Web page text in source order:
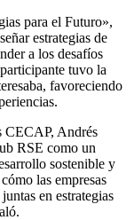
para el Futuro»,
estrategias de
a los desafíos
tuvo la
favoreciendo
CECAP, Andrés
RSE como un
sostenible y
las empresas
en estrategias